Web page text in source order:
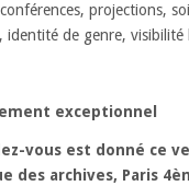
projections,
identité de genre,
exceptionnel
vous est donné ce
des archives, Paris